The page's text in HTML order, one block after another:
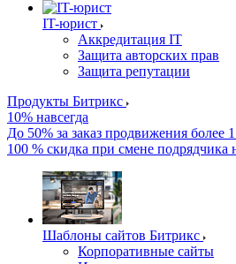
IT-юрист
Аккредитация IT
Защита авторских прав
Защита репутации
Продукты Битрикс
10% навсегда
До 50% за заказ продвижения более 1
100 % скидка при смене подрядчика
Шаблоны сайтов Битрикс
Корпоративные сайты